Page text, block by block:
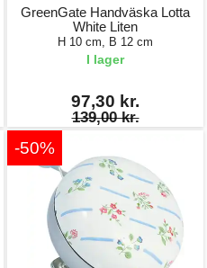
GreenGate Handväska Lotta
White Liten
H 10 cm, B 12 cm
I lager
97,30 kr.
139,00 kr.
-50%